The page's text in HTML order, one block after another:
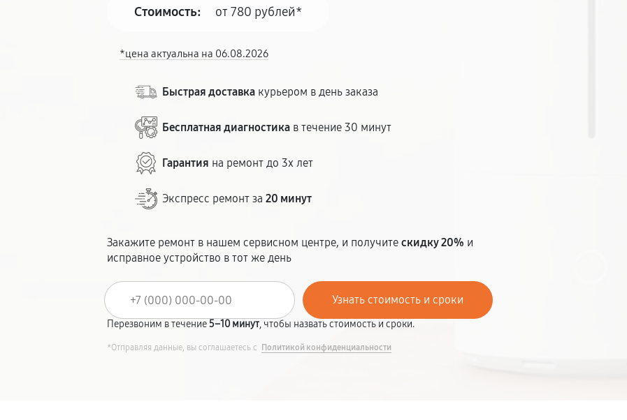
Стоимость: от 780 рублей*
*цена актуальна на 06.08.2026
Быстрая доставка курьером в день заказа
Бесплатная диагностика в течение 30 минут
Гарантия на ремонт до 3х лет
Экспресс ремонт за20 минут
Закажите ремонт в нашем сервисном центре, и получитескидку 20% и
исправное устройство в тот же день
Перезвоним в течение5–10 минут, чтобы назвать стоимость и сроки.
*Отправляя данные, вы соглашаетесь с Политикой конфиденциальности